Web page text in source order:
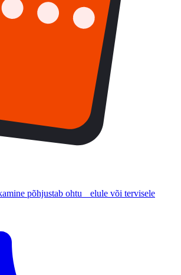
põhjustab ohtu elule või tervisele